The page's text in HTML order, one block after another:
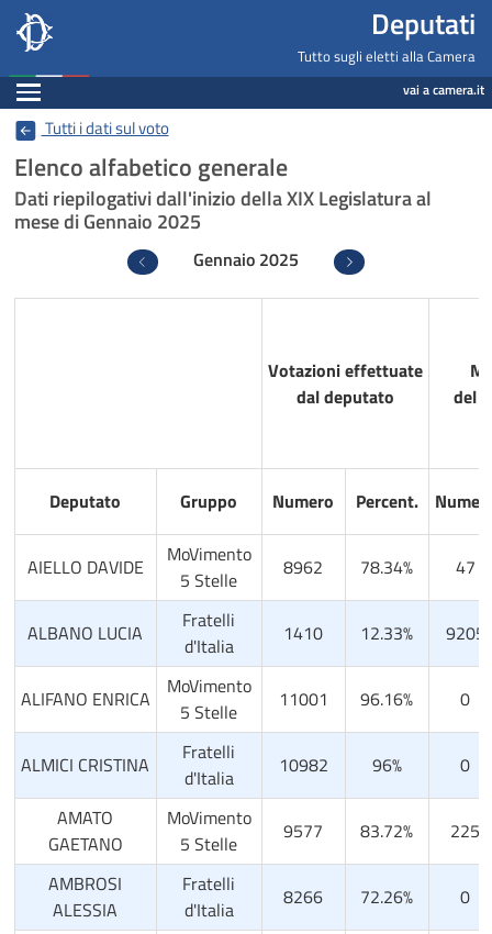
Deputati, Camera dei Deputati -
Salta al contenuto principale
Salta al menu di navigazione Deputati
Tutto sugli eletti alla Camera
Espandi vai a camera.it
Tutti i dati sul voto
Elenco alfabetico generale
Dati riepilogativi dall'inizio della XIX Legislatura al
mese di Gennaio 2025
Precedente Gennaio 2025 Successivo
Votazioni effettuate
dal deputato
del
Deputato Gruppo Numero Percent.
AIELLO DAVIDE
MoVimento
5 Stelle
8962 78.34% 47
ALBANO LUCIA
Fratelli
d'Italia
1410 12.33% 9205
ALIFANO ENRICA
MoVimento
5 Stelle
11001 96.16% 0
ALMICI CRISTINA
Fratelli
d'Italia
10982 96%
0
AMATO
GAETANO
MoVimento
5 Stelle
9577 83.72%
225
AMBROSI
ALESSIA
Fratelli
d'Italia
8266 72.26% 0
Navigazione pagine di servizio
Fine pagina
Salta al contenuto principale
Salta al menu di navigazione
Vai a inizio pagina